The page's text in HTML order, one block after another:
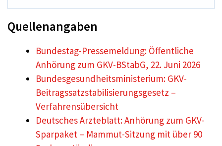
Quellenangaben
Bundestag-Pressemeldung: Öffentliche
Anhörung zum GKV-BStabG, 22. Juni 2026
Bundesgesundheitsministerium: GKV-
Beitragssatzstabilisierungsgesetz –
Verfahrensübersicht
Deutsches Ärzteblatt: Anhörung zum GKV-
Sparpaket – Mammut-Sitzung mit über 90